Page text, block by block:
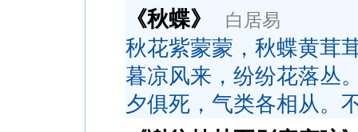
《秋蝶》
白居易
秋花紫蒙蒙，秋蝶黄茸
暮凉风来，纷纷花落丛
夕俱死，气类各相从。